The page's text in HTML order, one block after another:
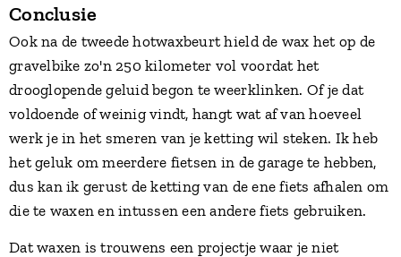
Conclusie
Ook na de tweede hotwaxbeurt hield de wax het op de
gravelbike zo'n 250 kilometer vol voordat het
drooglopende geluid begon te weerklinken. Of je dat
voldoende of weinig vindt, hangt wat af van hoeveel
werk je in het smeren van je ketting wil steken. Ik heb
het geluk om meerdere fietsen in de garage te hebben,
dus kan ik gerust de ketting van de ene fiets afhalen om
die te waxen en intussen een andere fiets gebruiken.
Dat waxen is trouwens een projectje waar je niet